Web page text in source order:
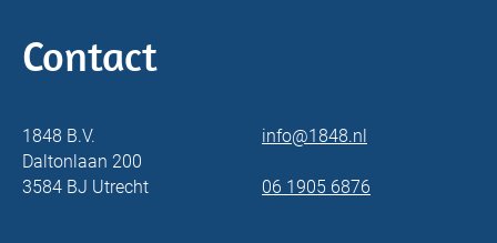
Contact
1848 B.V.
Daltonlaan 200
3584 BJ Utrecht
info@1848.nl
06 1905 6876